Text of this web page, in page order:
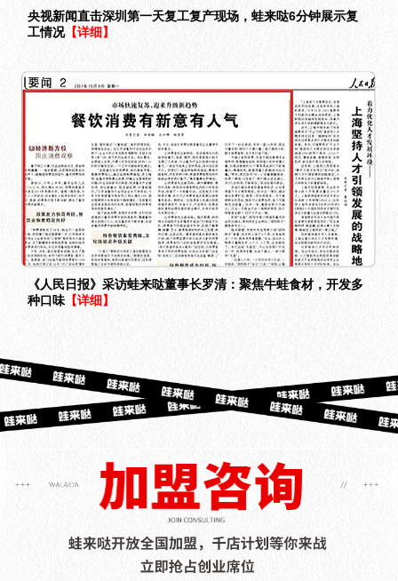
央视新闻直击深圳第一天复工复产现场，蛙来哒6分钟展示复
工情况【详细】
《人民日报》采访蛙来哒董事长罗清：聚焦牛蛙食材，开发多
种口味 【详细】